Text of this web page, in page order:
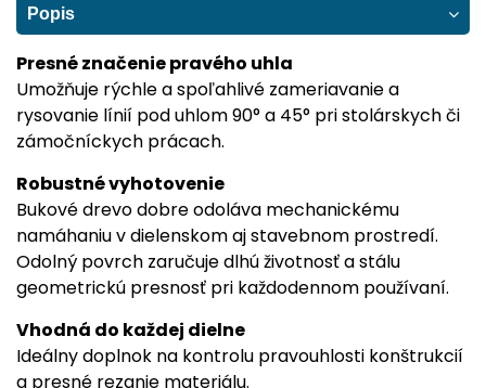
Popis
Presné značenie pravého uhla
Umožňuje rýchle a spoľahlivé zameriavanie a
rysovanie línií pod uhlom 90° a 45° pri stolárskych či
zámočníckych prácach.
Robustné vyhotovenie
Bukové drevo dobre odoláva mechanickému
namáhaniu v dielenskom aj stavebnom prostredí.
Odolný povrch zaručuje dlhú životnosť a stálu
geometrickú presnosť pri každodennom používaní.
Vhodná do každej dielne
Ideálny doplnok na kontrolu pravouhlosti konštrukcií
a presné rezanie materiálu.